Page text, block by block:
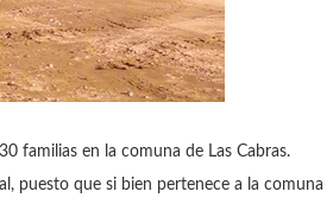
familias en la comuna de Las Cabras.
puesto que si bien pertenece a la comuna